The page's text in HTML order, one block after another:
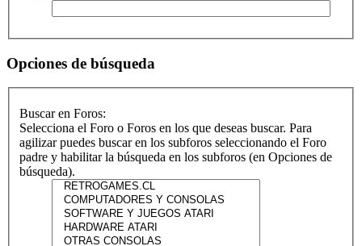
Opciones de búsqueda
Buscar en Foros:
Selecciona el Foro o Foros en los que deseas buscar. Para
agilizar puedes buscar en los subforos seleccionando el Foro
padre y habilitar la búsqueda en los subforos (en Opciones de
búsqueda).